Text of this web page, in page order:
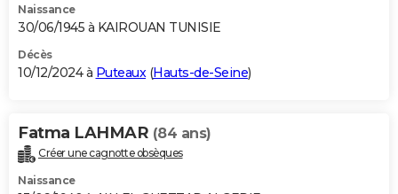
Naissance
30/06/1945 à KAIROUAN TUNISIE
Décès
10/12/2024 à Puteaux(Hauts-de-Seine)
Fatma LAHMAR (84 ans)
Créer une cagnotte obsèques
Naissance